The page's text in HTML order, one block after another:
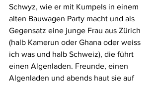
Schwyz, wie er mit Kumpels in einem
alten Bauwagen Party macht und als
Gegensatz eine junge Frau aus Zürich
(halb Kamerun oder Ghana oder weiss
ich was und halb Schweiz), die führt
einen Algenladen. Freunde, einen
Algenladen und abends haut sie auf